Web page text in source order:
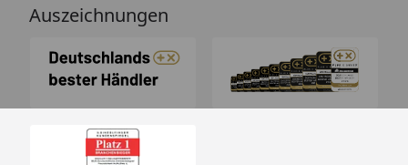
Auszeichnungen